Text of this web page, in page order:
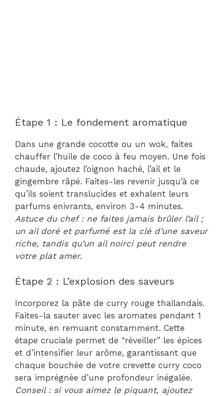
Étape 1 : Le fondement aromatique
Dans une grande cocotte ou un wok, faites
chauffer l’huile de coco à feu moyen. Une fois
chaude, ajoutez l’oignon haché, l’ail et le
gingembre râpé. Faites-les revenir jusqu’à ce
qu’ils soient translucides et exhalent leurs
parfums enivrants, environ 3-4 minutes.
Astuce du chef : ne faites jamais brûler l’ail ;
un ail doré et parfumé est la clé d’une saveur
riche, tandis qu’un ail noirci peut rendre
votre plat amer.
Étape 2 : L’explosion des saveurs
Incorporez la pâte de curry rouge thaïlandais.
Faites-la sauter avec les aromates pendant 1
minute, en remuant constamment. Cette
étape cruciale permet de “réveiller” les épices
et d’intensifier leur arôme, garantissant que
chaque bouchée de votre crevette curry coco
sera imprégnée d’une profondeur inégalée.
Conseil : si vous aimez le piquant, ajoutez